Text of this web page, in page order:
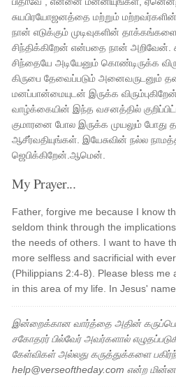
சுயபிரயோஜனத்தை மற்றும்
நான் எடுக்கும் முடிவுகளின் தாக்கங்களை
சிந்திக்கிறேன் என்பதை நான் அறிவேன்.
சிந்தையே அடியேனும் கொண்டிருக்க
கிருபை தேவைப்படும் அனைவருடனும்
மனப்பான்மையுடன் இருக்க விரும்புகிறேன்
வாழ்க்கையின் இந்த வசனத்தில்
குமாரனை போல இருக்க முயலும் போது
ஆசீர்வதியுங்கள். இயேசுவின் நல்ல
ஜெபிக்கிறேன்.ஆமென்.
My Prayer...
Father, forgive me because I know
seldom think through the
the needs of others. I want to have
more selfless and sacrificial with
(Philippians 2:4-8). Please bless me
in this area of my life. In Jesus'
இன்றைக்கான வார்த்தை அதின்
சகோதரர் பில்வேர் அவர்களால்
கேள்விகள் அல்லது கருத்துக்களை
help@verseoftheday.com என்ற